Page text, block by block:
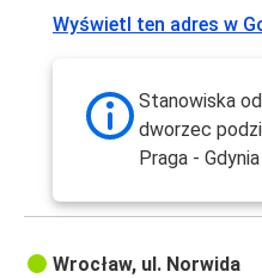
Wyświetl ten adres w
Stanowiska
dworzec
Praga -
Wrocław, ul. Norwida